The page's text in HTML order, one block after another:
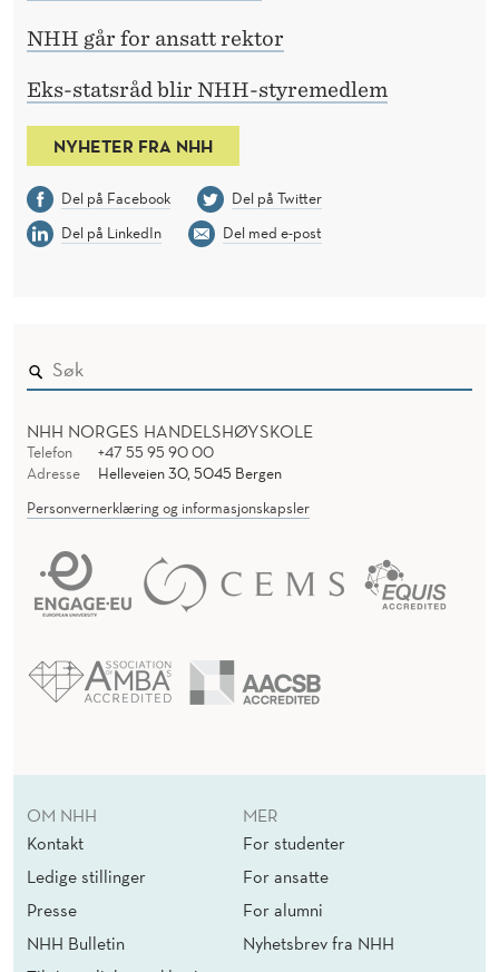
NHH går for ansatt rektor
Eks-statsråd blir NHH-styremedlem
NYHETER FRA NHH
Del på Facebook
Del på Twitter
Del på LinkedIn
Del med e-post
NHH NORGES HANDELSHØYSKOLE
Telefon
+47 55 95 90 00
Adresse
Helleveien 30, 5045 Bergen
Personvernerklæring og informasjonskapsler
OM NHH
Kontakt
Ledige stillinger
Presse
NHH Bulletin
MER
For studenter
For ansatte
For alumni
Nyhetsbrev fra NHH